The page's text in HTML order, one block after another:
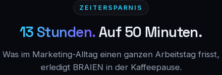
ZEITERSPARNIS
13 Stunden.Auf 50 Minuten.
Was im Marketing-Alltag einen ganzen Arbeitstag frisst,
erledigt BRAIEN in der Kaffeepause.